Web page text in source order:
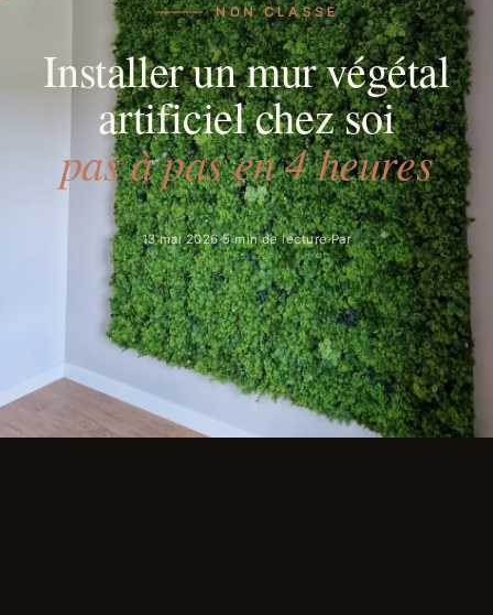
NON CLASSÉ
Installer un mur végétal
artificiel chez soi
pas à pas en 4 heures
13 mai 2026·5 min de lecture·Par